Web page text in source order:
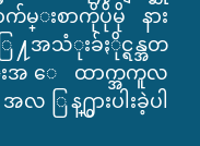
းစာကိုပိုမို နား
သံုးခ်ႏိုင္ရန္အတ
အ ေထာက္အကူလ
လ ြန္႐ွားပါးခဲ့ပါ